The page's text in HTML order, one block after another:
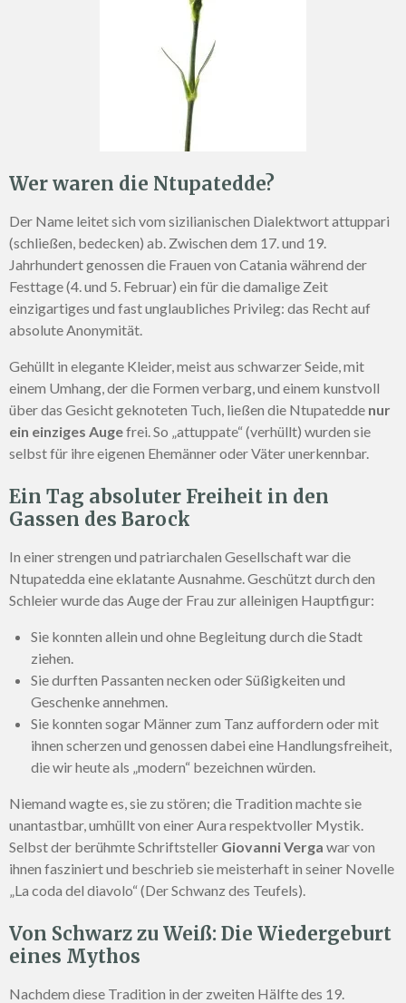
Wer waren die Ntupatedde?
Der Name leitet sich vom sizilianischen Dialektwort attuppari
(schließen, bedecken) ab. Zwischen dem 17. und 19.
Jahrhundert genossen die Frauen von Catania während der
Festtage (4. und 5. Februar) ein für die damalige Zeit
einzigartiges und fast unglaubliches Privileg: das Recht auf
absolute Anonymität.
Gehüllt in elegante Kleider, meist aus schwarzer Seide, mit
einem Umhang, der die Formen verbarg, und einem kunstvoll
über das Gesicht geknoteten Tuch, ließen die Ntupatedde nur
ein einziges Augefrei. So „attuppate“ (verhüllt) wurden sie
selbst für ihre eigenen Ehemänner oder Väter unerkennbar.
Ein Tag absoluter Freiheit in den
Gassen des Barock
In einer strengen und patriarchalen Gesellschaft war die
Ntupatedda eine eklatante Ausnahme. Geschützt durch den
Schleier wurde das Auge der Frau zur alleinigen Hauptfigur:
Sie konnten allein und ohne Begleitung durch die Stadt
ziehen.
Sie durften Passanten necken oder Süßigkeiten und
Geschenke annehmen.
Sie konnten sogar Männer zum Tanz auffordern oder mit
ihnen scherzen und genossen dabei eine Handlungsfreiheit,
die wir heute als „modern“ bezeichnen würden.
Niemand wagte es, sie zu stören; die Tradition machte sie
unantastbar, umhüllt von einer Aura respektvoller Mystik.
Selbst der berühmte Schriftsteller Giovanni Verga war von
ihnen fasziniert und beschrieb sie meisterhaft in seiner Novelle
„La coda del diavolo“ (Der Schwanz des Teufels).
Von Schwarz zu Weiß: Die Wiedergeburt
eines Mythos
Nachdem diese Tradition in der zweiten Hälfte des 19.